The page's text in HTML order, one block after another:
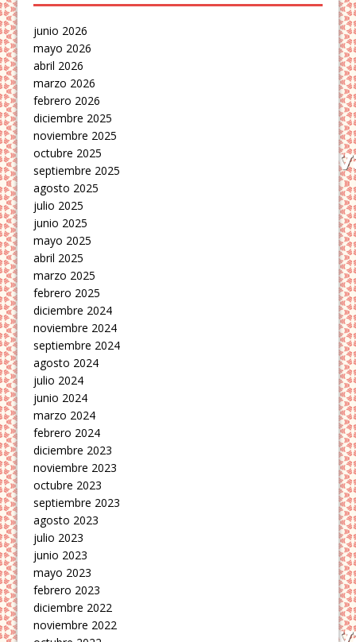
junio 2026
mayo 2026
abril 2026
marzo 2026
febrero 2026
diciembre 2025
noviembre 2025
octubre 2025
septiembre 2025
agosto 2025
julio 2025
junio 2025
mayo 2025
abril 2025
marzo 2025
febrero 2025
diciembre 2024
noviembre 2024
septiembre 2024
agosto 2024
julio 2024
junio 2024
marzo 2024
febrero 2024
diciembre 2023
noviembre 2023
octubre 2023
septiembre 2023
agosto 2023
julio 2023
junio 2023
mayo 2023
febrero 2023
diciembre 2022
noviembre 2022